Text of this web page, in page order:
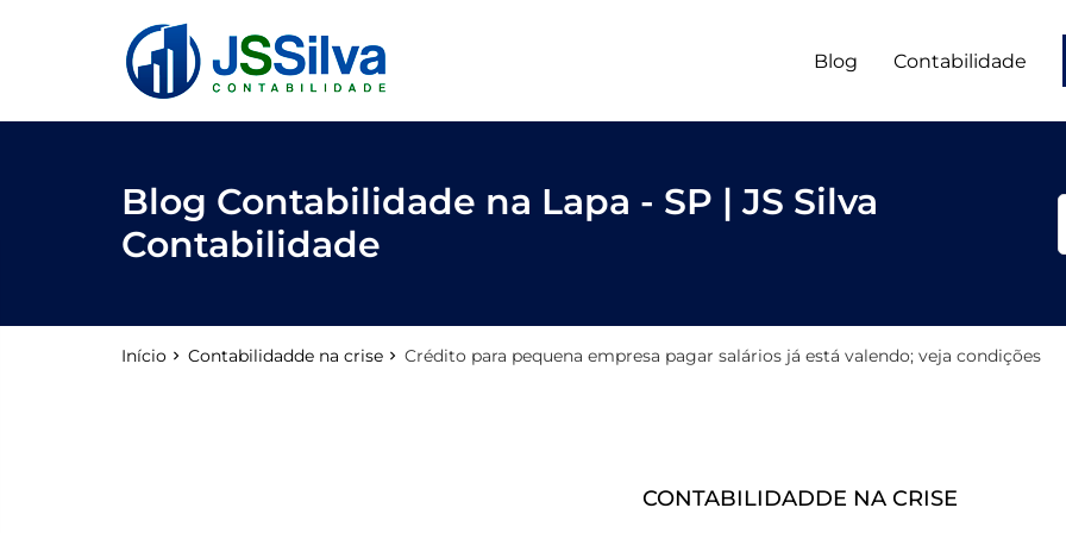
Blog Contabilidade
Blog Contabilidade na Lapa - SP | JS Silva
Contabilidade
Início Contabilidadde na crise Crédito para pequena empresa pagar salários já está valendo; veja condições
reply FALE CONOSCO
email
Deixe sua Mensagem
CONTABILIDADDE NA CRISE